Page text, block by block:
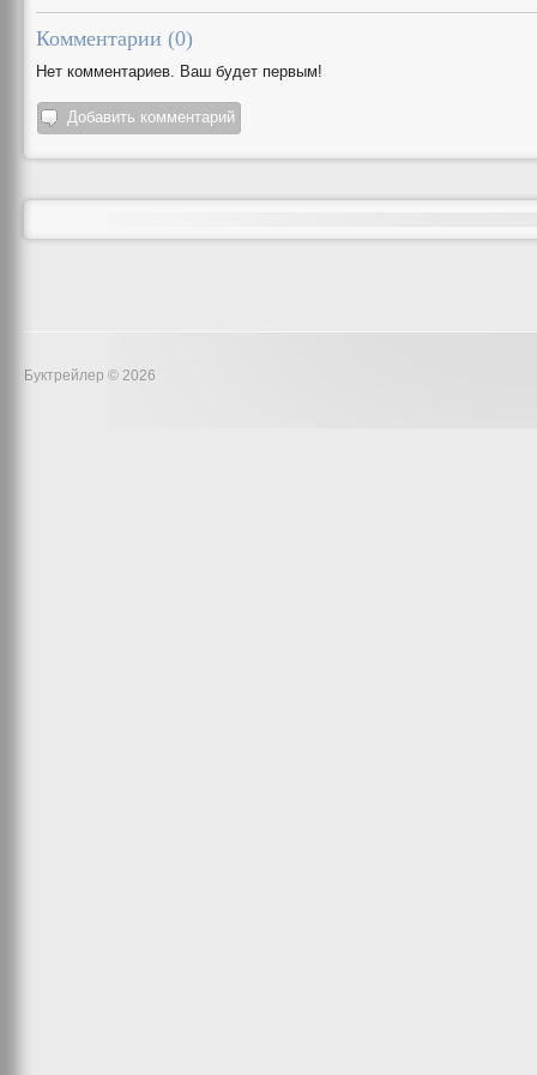
Комментарии (0)
Нет комментариев. Ваш будет первым!
Добавить комментарий
Буктрейлер © 2026